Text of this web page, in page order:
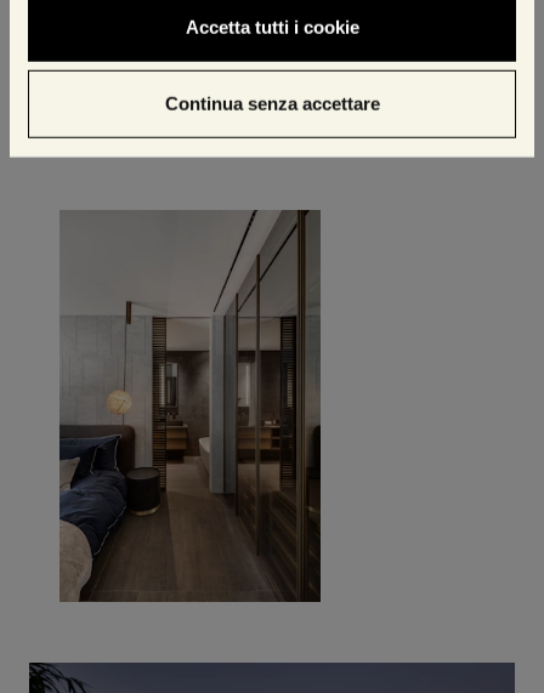
Accetta tutti i cookie
Continua senza accettare